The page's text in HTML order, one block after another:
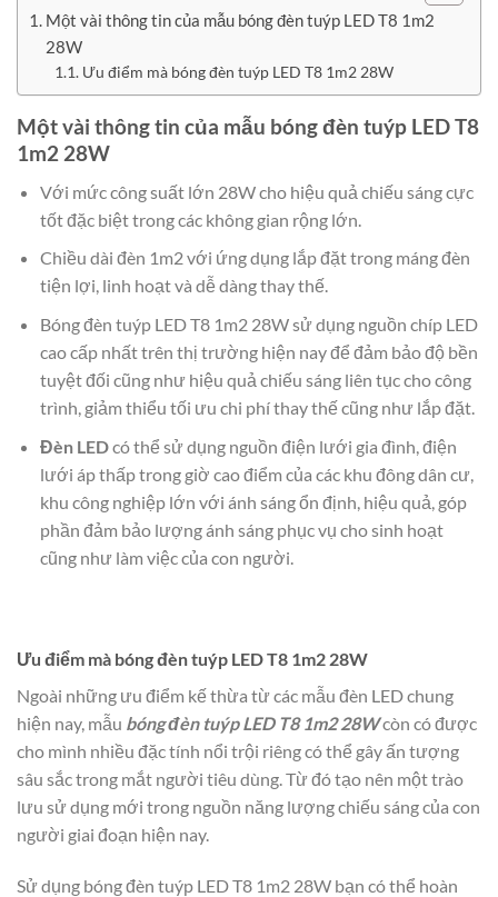
Một vài thông tin của mẫu bóng đèn tuýp LED T8 1m2
28W
Ưu điểm mà bóng đèn tuýp LED T8 1m2 28W
Một vài thông tin của mẫu bóng đèn tuýp LED T8
1m2 28W
Với mức công suất lớn 28W cho hiệu quả chiếu sáng cực
tốt đặc biệt trong các không gian rộng lớn.
Chiều dài đèn 1m2với ứng dụng lắp đặt trong máng đèn
tiện lợi, linh hoạt và dễ dàng thay thế.
Bóng đèn tuýp LED T8 1m2 28W sử dụng nguồn chíp LED
cao cấp nhất trên thị trường hiện nay để đảm bảo độ bền
tuyệt đối cũng như hiệu quả chiếu sáng liên tục cho công
trình, giảm thiểu tối ưu chi phí thay thế cũng như lắp đặt.
Đèn LEDcó thể sử dụng nguồn điện lưới gia đình, điện
lưới áp thấp trong giờ cao điểm của các khu đông dân cư,
khu công nghiệp lớn với ánh sáng ổn định, hiệu quả, góp
phần đảm bảo lượng ánh sáng phục vụ cho sinh hoạt
cũng như làm việc của con người.
Ưu điểm mà bóng đèn tuýp LED T8 1m2 28W
Ngoài những ưu điểm kế thừa từ các mẫu đèn LED chung
hiện nay, mẫu bóng đèn tuýp LED T8 1m2 28Wcòn có được
cho mình nhiều đặc tính nổi trội riêng có thể gây ấn tượng
sâu sắc trong mắt người tiêu dùng. Từ đó tạo nên một trào
lưu sử dụng mới trong nguồn năng lượng chiếu sáng của con
người giai đoạn hiện nay.
Sử dụng bóng đèn tuýp LED T8 1m2 28W bạn có thể hoàn